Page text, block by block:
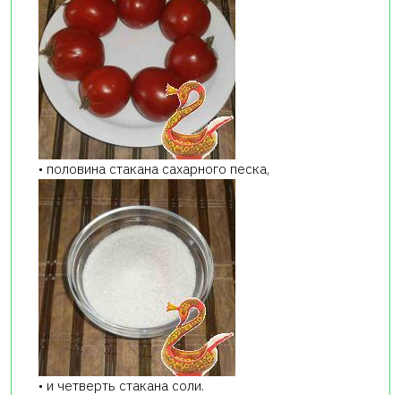
• половина стакана сахарного песка,
• и четверть стакана соли.